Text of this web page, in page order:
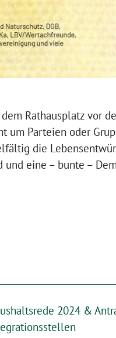
Rathausplatz vor
um Parteien oder
die
eine – bunte –
2024 &